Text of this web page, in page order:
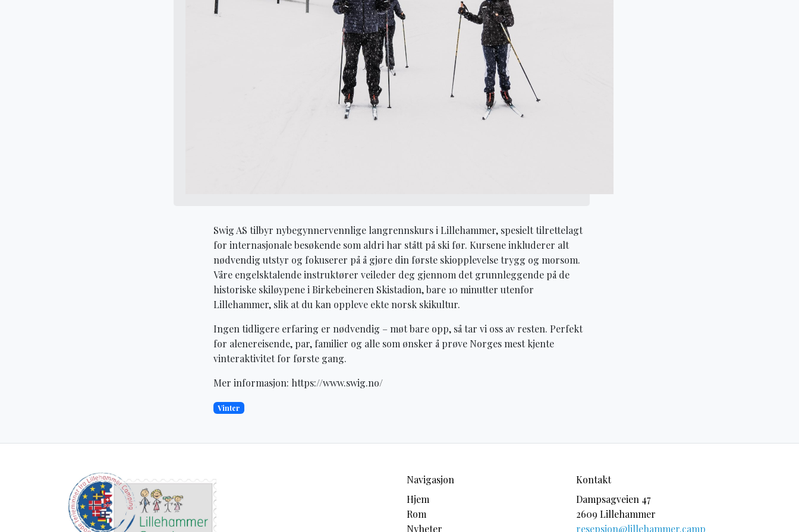
Swig AS tilbyr nybegynnervennlige langrennskurs i Lillehammer, spesielt tilrettelagt
for internasjonale besøkende som aldri har stått på ski før. Kursene inkluderer alt
nødvendig utstyr og fokuserer på å gjøre din første skiopplevelse trygg og morsom.
Våre engelsktalende instruktører veileder deg gjennom det grunnleggende på de
historiske skiløypene i Birkebeineren Skistadion, bare 10 minutter utenfor
Lillehammer, slik at du kan oppleve ekte norsk skikultur.
Ingen tidligere erfaring er nødvendig – møt bare opp, så tar vi oss av resten. Perfekt
for alenereisende, par, familier og alle som ønsker å prøve Norges mest kjente
vinteraktivitet for første gang.
Mer informasjon: https://www.swig.no/
Vinter
Navigasjon
Hjem
Rom
Nyheter
Kontakt
Dampsagveien 47
2609 Lillehammer
resepsjon@lillehammer.camp